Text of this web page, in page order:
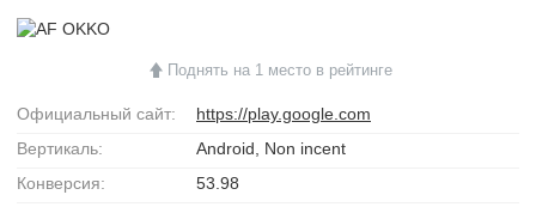
Поднять на 1 место в рейтинге
Официальный сайт:
https://play.google.com
Вертикаль:
Android, Non incent
Конверсия:
53.98